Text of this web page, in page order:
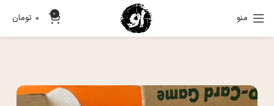
منو 0
0 تومان